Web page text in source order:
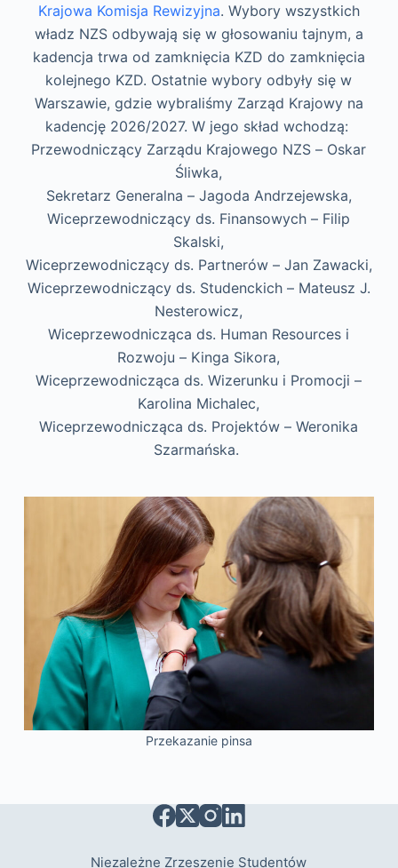
Krajowa Komisja Rewizyjna. Wybory wszystkich
władz NZS odbywają się w głosowaniu tajnym, a
kadencja trwa od zamknięcia KZD do zamknięcia
kolejnego KZD. Ostatnie wybory odbyły się w
Warszawie, gdzie wybraliśmy Zarząd Krajowy na
kadencję 2026/2027. W jego skład wchodzą:
Przewodniczący Zarządu Krajowego NZS – Oskar
Śliwka,
Sekretarz Generalna – Jagoda Andrzejewska,
Wiceprzewodniczący ds. Finansowych – Filip
Skalski,
Wiceprzewodniczący ds. Partnerów – Jan Zawacki,
Wiceprzewodniczący ds. Studenckich – Mateusz J.
Nesterowicz,
Wiceprzewodnicząca ds. Human Resources i
Rozwoju – Kinga Sikora,
Wiceprzewodnicząca ds. Wizerunku i Promocji –
Karolina Michalec,
Wiceprzewodnicząca ds. Projektów – Weronika
Szarmańska.
Przekazanie pinsa
Niezależne Zrzeszenie Studentów